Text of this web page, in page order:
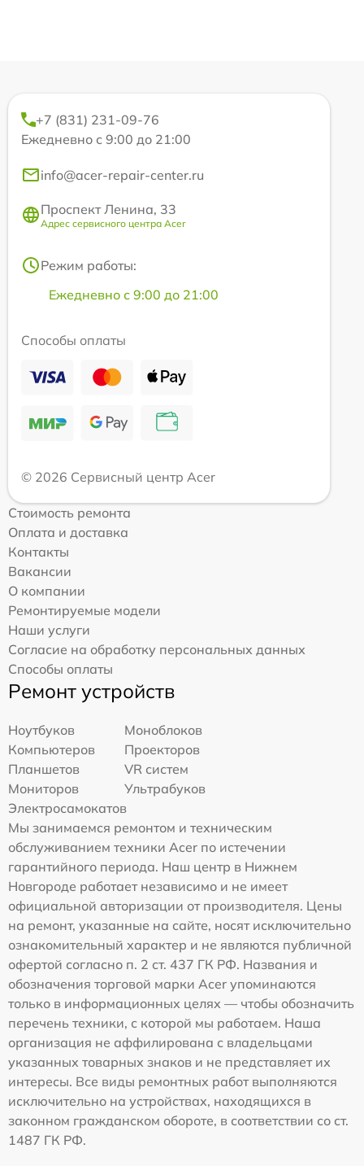
+7 (831) 231-09-76
Ежедневно с 9:00 до 21:00
info@acer-repair-center.ru
Проспект Ленина, 33
Адрес сервисного центра Acer
Режим работы:
Ежедневно с 9:00 до 21:00
Способы оплаты
© 2026 Сервисный центр Acer
Стоимость ремонта
Оплата и доставка
Контакты
Вакансии
О компании
Ремонтируемые модели
Наши услуги
Согласие на обработку персональных данных
Способы оплаты
Ремонт устройств
Ноутбуков
Моноблоков
Компьютеров
Проекторов
Планшетов
VR систем
Мониторов
Ультрабуков
Электросамокатов
Мы занимаемся ремонтом и техническим
обслуживанием техники Acer по истечении
гарантийного периода. Наш центр в Нижнем
Новгороде работает независимо и не имеет
официальной авторизации от производителя. Цены
на ремонт, указанные на сайте, носят исключительно
ознакомительный характер и не являются публичной
офертой согласно п. 2 ст. 437 ГК РФ. Названия и
обозначения торговой марки Acer упоминаются
только в информационных целях — чтобы обозначить
перечень техники, с которой мы работаем. Наша
организация не аффилирована с владельцами
указанных товарных знаков и не представляет их
интересы. Все виды ремонтных работ выполняются
исключительно на устройствах, находящихся в
законном гражданском обороте, в соответствии со ст.
1487 ГК РФ.